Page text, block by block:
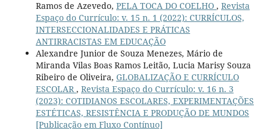
Ramos de Azevedo, PELA TOCA DO COELHO , Revista
Espaço do Currículo: v. 15 n. 1 (2022): CURRÍCULOS,
INTERSECCIONALIDADES E PRÁTICAS
ANTIRRACISTAS EM EDUCAÇÃO
Alexandre Junior de Souza Menezes, Mário de
Miranda Vilas Boas Ramos Leitão, Lucia Marisy Souza
Ribeiro de Oliveira, GLOBALIZAÇÃO E CURRÍCULO
ESCOLAR, Revista Espaço do Currículo: v. 16 n. 3
(2023): COTIDIANOS ESCOLARES, EXPERIMENTAÇÕES
ESTÉTICAS, RESISTÊNCIA E PRODUÇÃO DE MUNDOS
[Publicação em Fluxo Contínuo]